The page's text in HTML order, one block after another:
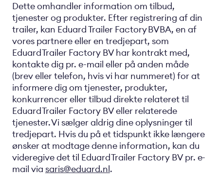
Dette omhandler information om tilbud,
tjenester og produkter. Efter registrering af din
trailer, kan Eduard Trailer Factory BVBA, en af
vores partnere eller en tredjepart, som
Eduard Trailer Factory BV har kontrakt med,
kontakte dig pr. e-mail eller på anden måde
(brev eller telefon, hvis vi har nummeret) for at
informere dig om tjenester, produkter,
konkurrencer eller tilbud direkte relateret til
Eduard Trailer Factory BV eller relaterede
tjenester. Vi sælger aldrig dine oplysninger til
tredjepart. Hvis du på et tidspunkt ikke længere
ønsker at modtage denne information, kan du
videregive det til Eduard Trailer Factory BV pr. e-
mail via saris@eduard.nl.